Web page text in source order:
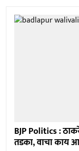
BJP Politics :
तडका, वाचा काय